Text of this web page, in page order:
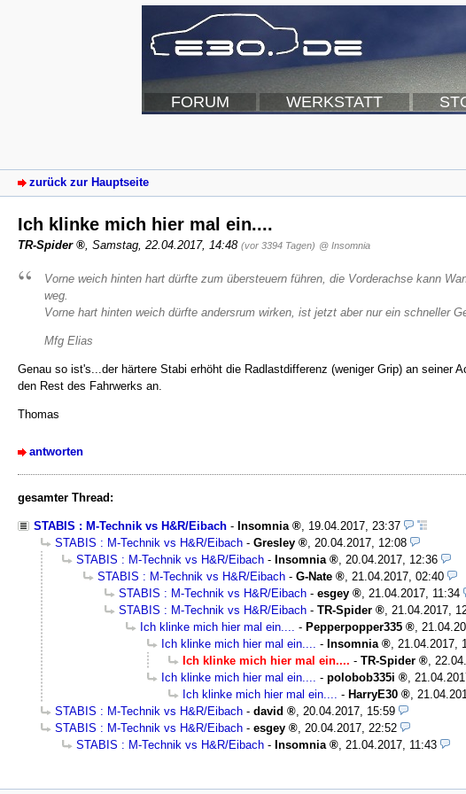
FORUM WERKSTATT
zurück zur Hauptseite
Ich klinke mich hier mal ein....
TR-Spider Samstag, 22.04.2017, 14:48 (vor 3394 Tagen) @ Insomnia
Vorne weich hinten hart dürfte zum übersteuern führen, die Vorderachse kann
weg.
Vorne hart hinten weich dürfte andersrum wirken, ist jetzt aber nur ein schneller
Mfg Elias
Genau so ist's...der härtere Stabi erhöht die Radlastdifferenz (weniger Grip) an seiner
den Rest des Fahrwerks an.
Thomas
antworten
gesamter Thread:
STABIS : M-Technik vs H&R/Eibach - Insomnia , 19.04.2017, 23:37
STABIS : M-Technik vs H&R/Eibach - Gresley , 20.04.2017, 12:08
STABIS : M-Technik vs H&R/Eibach - Insomnia , 20.04.2017, 12:36
STABIS : M-Technik vs H&R/Eibach - G-Nate , 21.04.2017, 02:40
STABIS : M-Technik vs H&R/Eibach - esgey , 21.04.2017, 11:34
STABIS : M-Technik vs H&R/Eibach - TR-Spider , 21.04.2017,
Ich klinke mich hier mal ein.... - Pepperpopper335 ,
Ich klinke mich hier mal ein.... - Insomnia , 21.04.2017,
Ich klinke mich hier mal ein.... - TR-Spider ,
Ich klinke mich hier mal ein.... - polobob335i ,
Ich klinke mich hier mal ein.... - HarryE30 ,
STABIS : M-Technik vs H&R/Eibach - david , 20.04.2017, 15:59
STABIS : M-Technik vs H&R/Eibach - esgey , 20.04.2017, 22:52
STABIS : M-Technik vs H&R/Eibach - Insomnia , 21.04.2017, 11:43